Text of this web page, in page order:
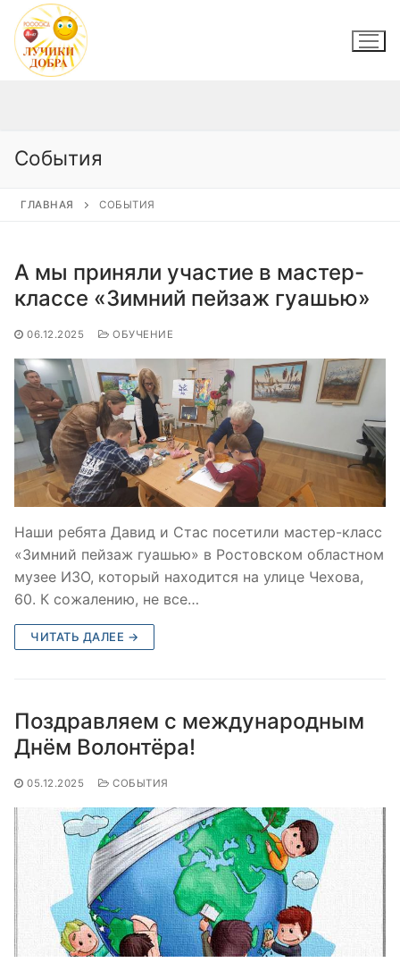
Перейти
содержимому
События
ГЛАВНАЯ СОБЫТИЯ
А мы приняли участие в мастер-
классе «Зимний пейзаж гуашью»
06.12.2025 ОБУЧЕНИЕ
Наши ребята Давид и Стас посетили мастер-класс
«Зимний пейзаж гуашью» в Ростовском областном
музее ИЗО, который находится на улице Чехова,
60. К сожалению, не все…
ЧИТАТЬ ДАЛЕЕ →
Поздравляем с международным
Днём Волонтёра!
05.12.2025 СОБЫТИЯ